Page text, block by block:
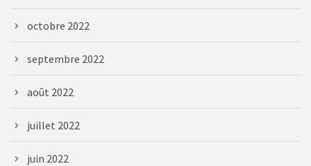
octobre 2022
septembre 2022
août 2022
juillet 2022
juin 2022